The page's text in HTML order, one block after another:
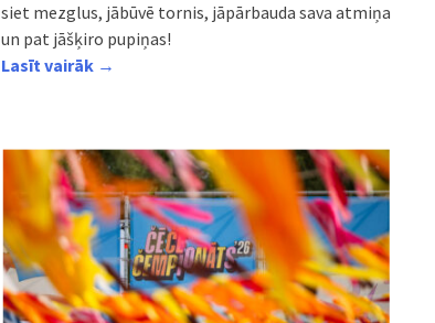
siet mezglus, jābūvē tornis, jāpārbauda sava atmiņa
un pat jāšķiro pupiņas!
Lasīt vairāk →